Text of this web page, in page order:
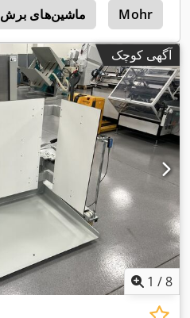
ماشین‌های برش Mohr
آگهی کوچک
1 /8